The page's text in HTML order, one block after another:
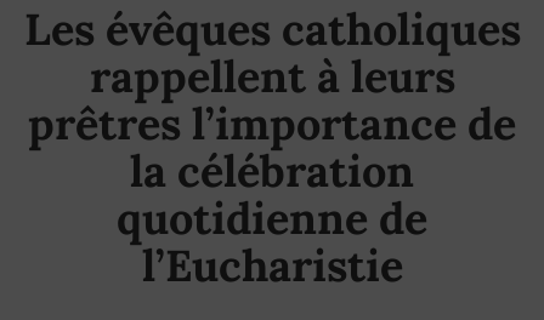
Les évêques catholiques
rappellent à leurs
prêtres l’importance de
la célébration
quotidienne de
l’Eucharistie